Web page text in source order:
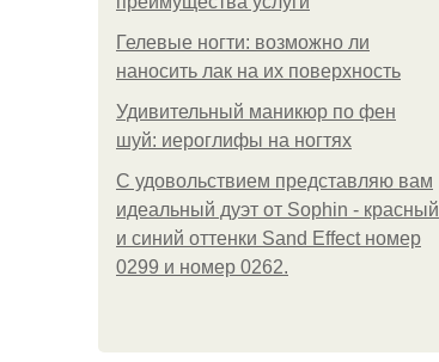
Гелевые ногти: возможно ли
наносить лак на их поверхность
Удивительный маникюр по фен
шуй: иероглифы на ногтях
С удовольствием представляю вам
идеальный дуэт от Sophin - красный
и синий оттенки Sand Effect номер
0299 и номер 0262.